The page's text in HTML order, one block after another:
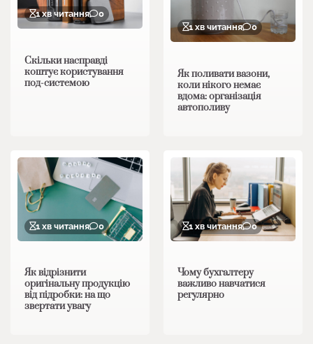
1 хв читання 0
Скільки насправді
коштує користування
под-системою
1 хв читання 0
Як поливати вазони,
коли нікого немає
вдома: організація
автополиву
1 хв читання 0
Як відрізнити
оригінальну продукцію
від підробки: на що
звертати увагу
1 хв читання 0
Чому бухгалтеру
важливо навчатися
регулярно